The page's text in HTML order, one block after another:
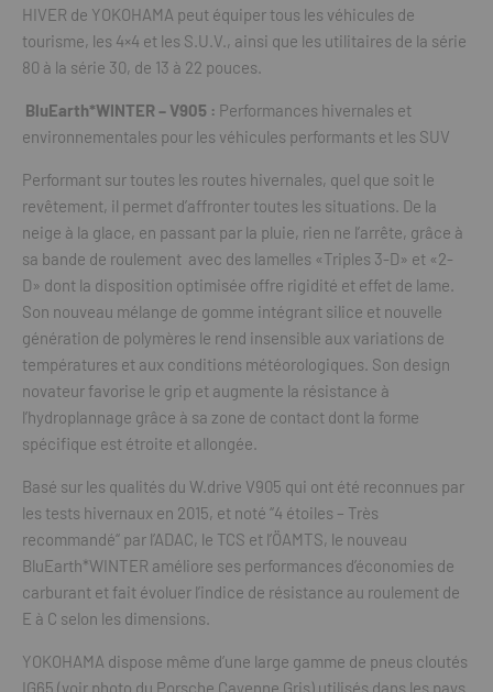
HIVER de YOKOHAMA peut équiper tous les véhicules de
tourisme, les 4×4 et les S.U.V., ainsi que les utilitaires de la série
80 à la série 30, de 13 à 22 pouces.
BluEarth*WINTER – V905 : Performances hivernales et
environnementales pour les véhicules performants et les SUV
Performant sur toutes les routes hivernales, quel que soit le
revêtement, il permet d’affronter toutes les situations. De la
neige à la glace, en passant par la pluie, rien ne l’arrête, grâce à
sa bande de roulement avec des lamelles «Triples 3-D» et «2-
D» dont la disposition optimisée offre rigidité et effet de lame.
Son nouveau mélange de gomme intégrant silice et nouvelle
génération de polymères le rend insensible aux variations de
températures et aux conditions météorologiques. Son design
novateur favorise le grip et augmente la résistance à
l’hydroplannage grâce à sa zone de contact dont la forme
spécifique est étroite et allongée.
Basé sur les qualités du W.drive V905 qui ont été reconnues par
les tests hivernaux en 2015, et noté “4 étoiles – Très
recommandé“ par l’ADAC, le TCS et l’ÖAMTS, le nouveau
BluEarth*WINTER améliore ses performances d’économies de
carburant et fait évoluer l’indice de résistance au roulement de
E à C selon les dimensions.
YOKOHAMA dispose même d’une large gamme de pneus cloutés
IG65 (voir photo du Porsche Cayenne Gris) utilisés dans les pays